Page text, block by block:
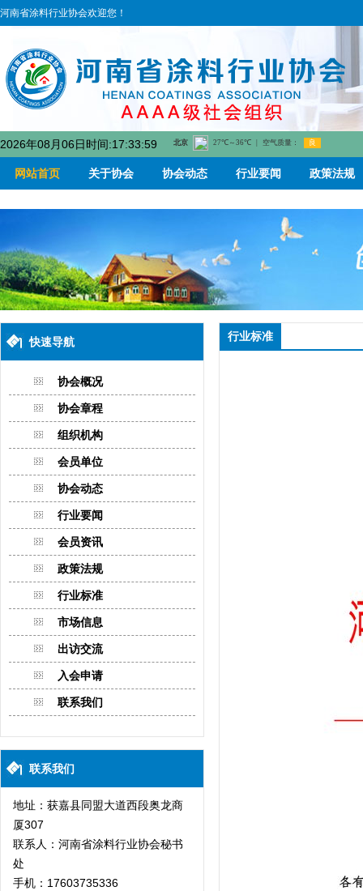
河南省涂料行业协会欢迎您！
2026年08月06日时间:17:34:00
网站首页 关于协会 协会动态 行业要闻 政策法规
快速导航
协会概况
协会章程
组织机构
会员单位
协会动态
行业要闻
会员资讯
政策法规
行业标准
市场信息
出访交流
入会申请
联系我们
联系我们
地址：获嘉县同盟大道西段奥龙商
厦307
联系人：河南省涂料行业协会秘书
处
手机：17603735336
行业标准